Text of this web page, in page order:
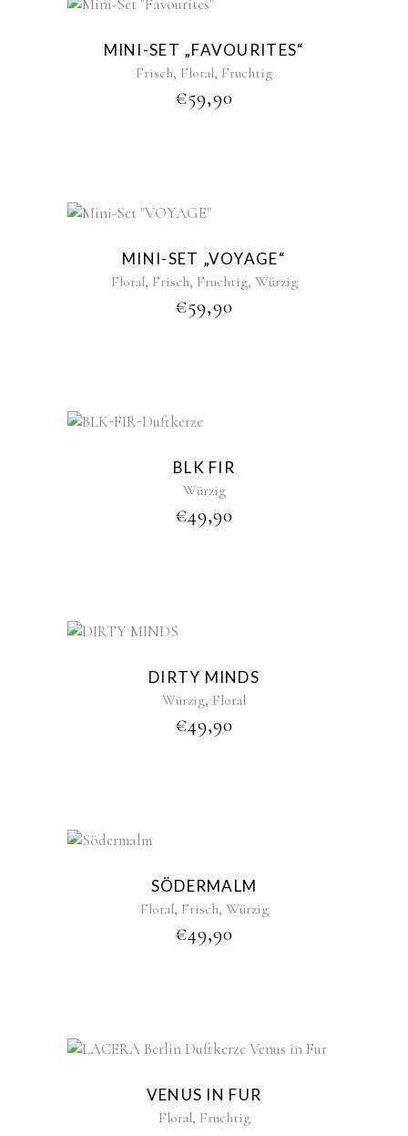
MINI-SET „FAVOURITES“
Frisch, Floral, Fruchtig
€59,90
MINI-SET „VOYAGE“
Floral, Frisch, Fruchtig, Würzig
€59,90
BLK FIR
Würzig
€49,90
DIRTY MINDS
Würzig, Floral
€49,90
SÖDERMALM
Floral, Frisch, Würzig
€49,90
VENUS IN FUR
Floral, Fruchtig